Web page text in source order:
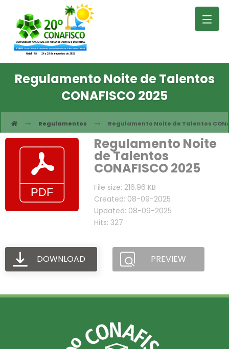
Regulamento Noite de Talentos
CONAFISCO 2025
Regulamentos Regulamento Noite de Talentos
Regulamento Noite
de Talentos
CONAFISCO 2025
File size: 216.96 KB
Created: 08-09-2025
Updated: 08-09-2025
Hits: 327
DOWNLOAD PREVIEW